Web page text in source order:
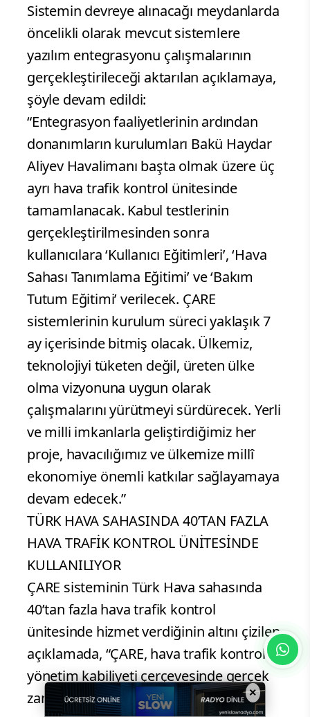
Sistemin devreye alınacağı meydanlarda
öncelikli olarak mevcut sistemlere
yazılım entegrasyonu çalışmalarının
gerçekleştirileceği aktarılan açıklamaya,
şöyle devam edildi:
“Entegrasyon faaliyetlerinin ardından
donanımların kurulumları Bakü Haydar
Aliyev Havalimanı başta olmak üzere üç
ayrı hava trafik kontrol ünitesinde
tamamlanacak. Kabul testlerinin
gerçekleştirilmesinden sonra
kullanıcılara ‘Kullanıcı Eğitimleri’, ‘Hava
Sahası Tanımlama Eğitimi’ ve ‘Bakım
Tutum Eğitimi’ verilecek. ÇARE
sistemlerinin kurulum süreci yaklaşık 7
ay içerisinde bitmiş olacak. Ülkemiz,
teknolojiyi tüketen değil, üreten ülke
olma vizyonuna uygun olarak
çalışmalarını yürütmeyi sürdürecek. Yerli
ve milli imkanlarla geliştirdiğimiz her
proje, havacılığımız ve ülkemize millî
ekonomiye önemli katkılar sağlayamaya
devam edecek.”
TÜRK HAVA SAHASINDA 40’TAN FAZLA
HAVA TRAFİK KONTROL ÜNİTESİNDE
KULLANILIYOR
ÇARE sisteminin Türk Hava sahasında
40’tan fazla hava trafik kontrol
ünitesinde hizmet verdiğinin altını çizilen
açıklamada, “ÇARE, hava trafik kontrol
yönetim kabiliyeti çerçevesinde gerçek
zamanlı uçuş verilerini harita üzerinde
×